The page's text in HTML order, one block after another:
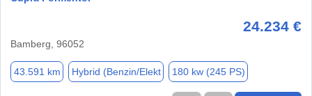
24.234 €
Bamberg, 96052
43.591 km Hybrid (Benzin/Elekt 180 kw (245 PS)